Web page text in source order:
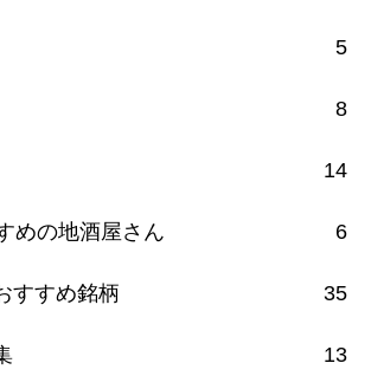
5
8
14
めの地酒屋さん 6
すすめ銘柄 35
13